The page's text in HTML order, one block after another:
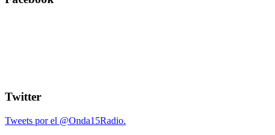
Twitter
Tweets por el @Onda15Radio.